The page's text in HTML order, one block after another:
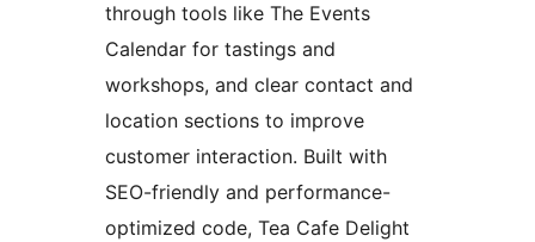
through tools like The Events
Calendar for tastings and
workshops, and clear contact and
location sections to improve
customer interaction. Built with
SEO-friendly and performance-
optimized code, Tea Cafe Delight